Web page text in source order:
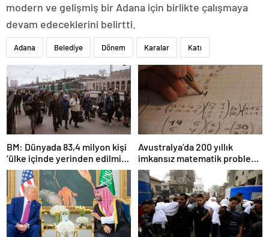
modern ve gelişmiş bir Adana için birlikte çalışmaya
devam edeceklerini belirtti.
Adana Belediye Dönem Karalar Katı
BM: Dünyada 83,4 milyon kişi
‘ülke içinde yerinden edilmiş’
olarak yaşıyor
Avustralya’da 200 yıllık
imkansız matematik problemi
çözüldü